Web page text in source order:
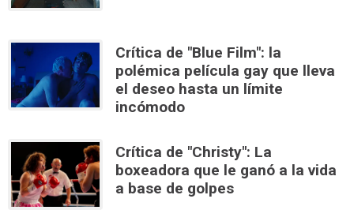
Crítica de "Blue Film": la
polémica película gay que lleva
el deseo hasta un límite
incómodo
Crítica de "Christy": La
boxeadora que le ganó a la vida
a base de golpes